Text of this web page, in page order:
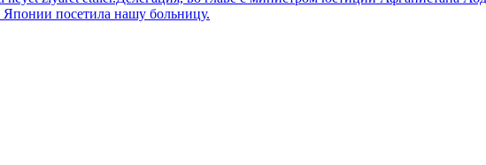
Японии посетила нашу больницу.